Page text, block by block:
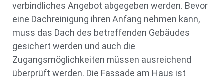
verbindliches Angebot abgegeben werden. Bevor
eine Dachreinigung ihren Anfang nehmen kann,
muss das Dach des betreffenden Gebäudes
gesichert werden und auch die
Zugangsmöglichkeiten müssen ausreichend
überprüft werden. Die Fassade am Haus ist